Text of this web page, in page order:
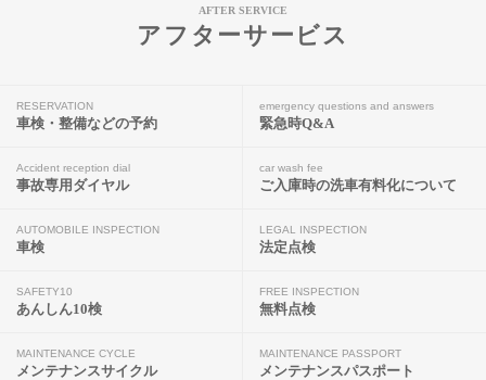
AFTER SERVICE
アフターサービス
RESERVATION
車検・整備などの予約
emergency questions and answers
緊急時Q&A
Accident reception dial
事故専用ダイヤル
car wash fee
ご入庫時の洗車有料化について
AUTOMOBILE INSPECTION
車検
LEGAL INSPECTION
法定点検
SAFETY10
あんしん10検
FREE INSPECTION
無料点検
MAINTENANCE CYCLE
メンテナンスサイクル
MAINTENANCE PASSPORT
メンテナンスパスポート